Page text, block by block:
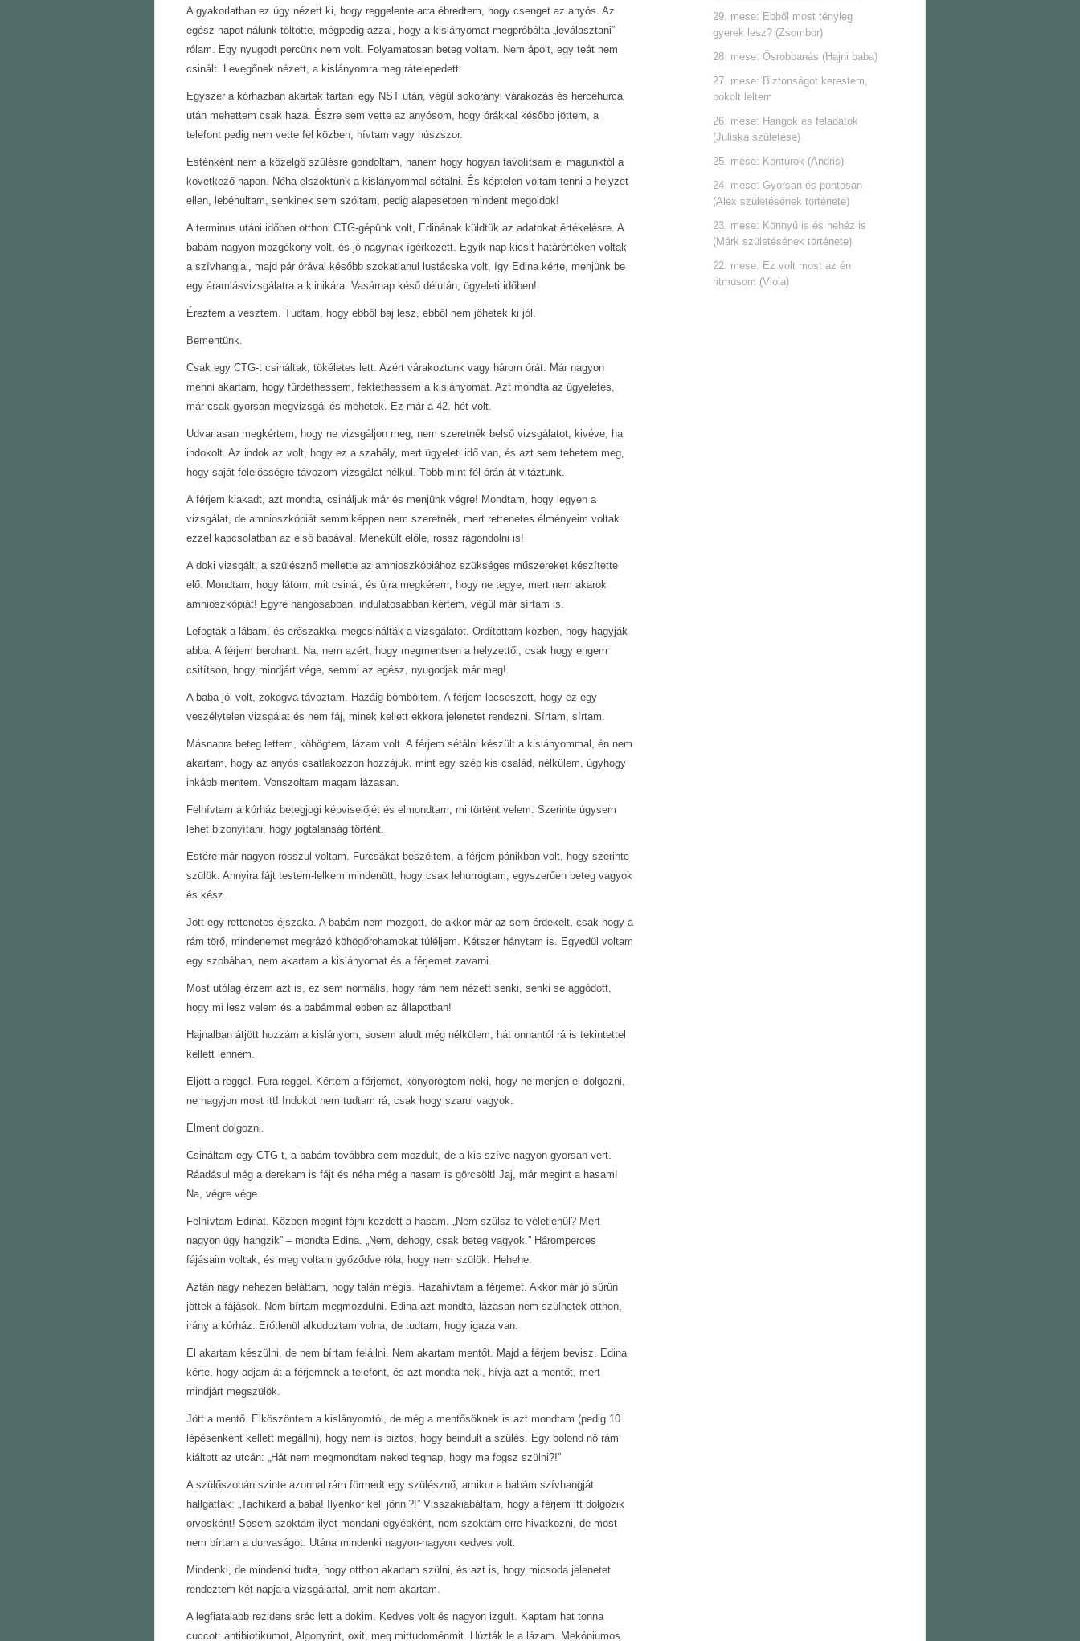
A gyakorlatban ez úgy nézett ki, hogy reggelente arra ébredtem, hogy csenget az anyós. Az
egész napot nálunk töltötte, mégpedig azzal, hogy a kislányomat megpróbálta „leválasztani”
rólam. Egy nyugodt percünk nem volt. Folyamatosan beteg voltam. Nem ápolt, egy teát nem
csinált. Levegőnek nézett, a kislányomra meg rátelepedett.
Egyszer a kórházban akartak tartani egy NST után, végül sokórányi várakozás és hercehurca
után mehettem csak haza. Észre sem vette az anyósom, hogy órákkal később jöttem, a
telefont pedig nem vette fel közben, hívtam vagy húszszor.
Esténként nem a közelgő szülésre gondoltam, hanem hogy hogyan távolítsam el magunktól a
következő napon. Néha elszöktünk a kislányommal sétálni. És képtelen voltam tenni a helyzet
ellen, lebénultam, senkinek sem szóltam, pedig alapesetben mindent megoldok!
A terminus utáni időben otthoni CTG-gépünk volt, Edinának küldtük az adatokat értékelésre. A
babám nagyon mozgékony volt, és jó nagynak ígérkezett. Egyik nap kicsit határértéken voltak
a szívhangjai, majd pár órával később szokatlanul lustácska volt, így Edina kérte, menjünk be
egy áramlásvizsgálatra a klinikára. Vasárnap késő délután, ügyeleti időben!
Éreztem a vesztem. Tudtam, hogy ebből baj lesz, ebből nem jöhetek ki jól.
Bementünk.
Csak egy CTG-t csináltak, tökéletes lett. Azért várakoztunk vagy három órát. Már nagyon
menni akartam, hogy fürdethessem, fektethessem a kislányomat. Azt mondta az ügyeletes,
már csak gyorsan megvizsgál és mehetek. Ez már a 42. hét volt.
Udvariasan megkértem, hogy ne vizsgáljon meg, nem szeretnék belső vizsgálatot, kivéve, ha
indokolt. Az indok az volt, hogy ez a szabály, mert ügyeleti idő van, és azt sem tehetem meg,
hogy saját felelősségre távozom vizsgálat nélkül. Több mint fél órán át vitáztunk.
A férjem kiakadt, azt mondta, csináljuk már és menjünk végre! Mondtam, hogy legyen a
vizsgálat, de amnioszkópiát semmiképpen nem szeretnék, mert rettenetes élményeim voltak
ezzel kapcsolatban az első babával. Menekült előle, rossz rágondolni is!
A doki vizsgált, a szülésznő mellette az amnioszkópiához szükséges műszereket készítette
elő. Mondtam, hogy látom, mit csinál, és újra megkérem, hogy ne tegye, mert nem akarok
amnioszkópiát! Egyre hangosabban, indulatosabban kértem, végül már sírtam is.
Lefogták a lábam, és erőszakkal megcsinálták a vizsgálatot. Ordítottam közben, hogy hagyják
abba. A férjem berohant. Na, nem azért, hogy megmentsen a helyzettől, csak hogy engem
csitítson, hogy mindjárt vége, semmi az egész, nyugodjak már meg!
A baba jól volt, zokogva távoztam. Hazáig bömböltem. A férjem lecseszett, hogy ez egy
veszélytelen vizsgálat és nem fáj, minek kellett ekkora jelenetet rendezni. Sírtam, sírtam.
Másnapra beteg lettem, köhögtem, lázam volt. A férjem sétálni készült a kislányommal, én nem
akartam, hogy az anyós csatlakozzon hozzájuk, mint egy szép kis család, nélkülem, úgyhogy
inkább mentem. Vonszoltam magam lázasan.
Felhívtam a kórház betegjogi képviselőjét és elmondtam, mi történt velem. Szerinte úgysem
lehet bizonyítani, hogy jogtalanság történt.
Estére már nagyon rosszul voltam. Furcsákat beszéltem, a férjem pánikban volt, hogy szerinte
szülök. Annyira fájt testem-lelkem mindenütt, hogy csak lehurrogtam, egyszerűen beteg vagyok
és kész.
Jött egy rettenetes éjszaka. A babám nem mozgott, de akkor már az sem érdekelt, csak hogy a
rám törő, mindenemet megrázó köhögőrohamokat túléljem. Kétszer hánytam is. Egyedül voltam
egy szobában, nem akartam a kislányomat és a férjemet zavarni.
Most utólag érzem azt is, ez sem normális, hogy rám nem nézett senki, senki se aggódott,
hogy mi lesz velem és a babámmal ebben az állapotban!
Hajnalban átjött hozzám a kislányom, sosem aludt még nélkülem, hát onnantól rá is tekintettel
kellett lennem.
Eljött a reggel. Fura reggel. Kértem a férjemet, könyörögtem neki, hogy ne menjen el dolgozni,
ne hagyjon most itt! Indokot nem tudtam rá, csak hogy szarul vagyok.
Elment dolgozni.
Csináltam egy CTG-t, a babám továbbra sem mozdult, de a kis szíve nagyon gyorsan vert.
Ráadásul még a derekam is fájt és néha még a hasam is görcsölt! Jaj, már megint a hasam!
Na, végre vége.
Felhívtam Edinát. Közben megint fájni kezdett a hasam. „Nem szülsz te véletlenül? Mert
nagyon úgy hangzik” – mondta Edina. „Nem, dehogy, csak beteg vagyok.” Háromperces
fájásaim voltak, és meg voltam győződve róla, hogy nem szülök. Hehehe.
Aztán nagy nehezen beláttam, hogy talán mégis. Hazahívtam a férjemet. Akkor már jó sűrűn
jöttek a fájások. Nem bírtam megmozdulni. Edina azt mondta, lázasan nem szülhetek otthon,
irány a kórház. Erőtlenül alkudoztam volna, de tudtam, hogy igaza van.
El akartam készülni, de nem bírtam felállni. Nem akartam mentőt. Majd a férjem bevisz. Edina
kérte, hogy adjam át a férjemnek a telefont, és azt mondta neki, hívja azt a mentőt, mert
mindjárt megszülök.
Jött a mentő. Elköszöntem a kislányomtól, de még a mentősöknek is azt mondtam (pedig 10
lépésenként kellett megállni), hogy nem is biztos, hogy beindult a szülés. Egy bolond nő rám
kiáltott az utcán: „Hát nem megmondtam neked tegnap, hogy ma fogsz szülni?!”
A szülőszobán szinte azonnal rám förmedt egy szülésznő, amikor a babám szívhangját
hallgatták: „Tachikard a baba! Ilyenkor kell jönni?!” Visszakiabáltam, hogy a férjem itt dolgozik
orvosként! Sosem szoktam ilyet mondani egyébként, nem szoktam erre hivatkozni, de most
nem bírtam a durvaságot. Utána mindenki nagyon-nagyon kedves volt.
Mindenki, de mindenki tudta, hogy otthon akartam szülni, és azt is, hogy micsoda jelenetet
rendeztem két napja a vizsgálattal, amit nem akartam.
A legfiatalabb rezidens srác lett a dokim. Kedves volt és nagyon izgult. Kaptam hat tonna
cuccot: antibiotikumot, Algopyrint, oxit, meg mittudoménmit. Húzták le a lázam. Mekóniumos
29. mese: Ebből most tényleg
gyerek lesz? (Zsombor)
28. mese: Ősrobbanás (Hajni baba)
27. mese: Biztonságot kerestem,
pokolt leltem
26. mese: Hangok és feladatok
(Juliska születése)
25. mese: Kontúrok (Andris)
24. mese: Gyorsan és pontosan
(Alex születésének története)
23. mese: Könnyű is és nehéz is
(Márk születésének története)
22. mese: Ez volt most az én
ritmusom (Viola)